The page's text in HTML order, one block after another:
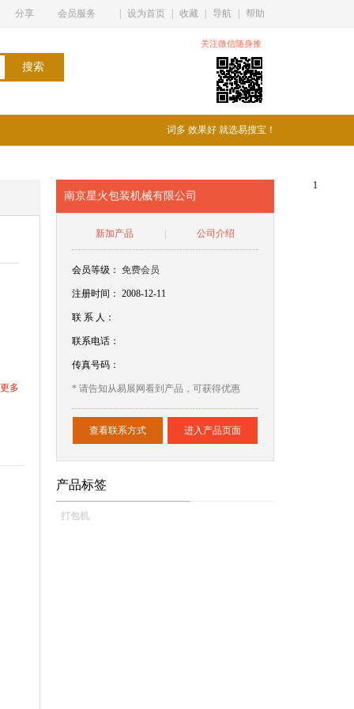
分享 会员服务 设为首页 收藏 导航 帮助
关注微信随身推
词多 效果好 就选易搜宝！
更多
南京星火包装机械有限公司
新加产品 公司介绍
会员等级：免费会员
注册时间： 2008-12-11
联 系 人：
联系电话：
传真号码：
* 请告知从易展网看到产品，可获得优惠
查看联系方式 进入产品页面
产品标签
打包机
1